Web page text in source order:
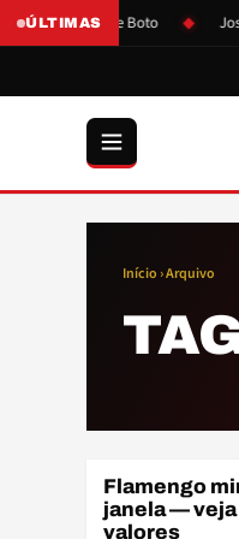
ÚLTIMAS
pressão de Boto José
Início › Arquivo
ELENCO
Flamengo
janela — veja
valores